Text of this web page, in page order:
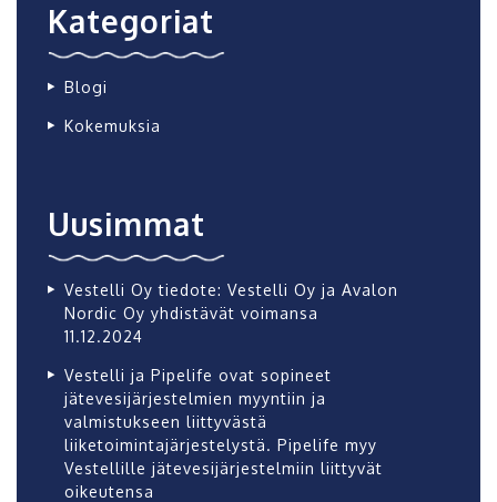
Kategoriat
Blogi
Kokemuksia
Uusimmat
Vestelli Oy tiedote: Vestelli Oy ja Avalon
Nordic Oy yhdistävät voimansa
11.12.2024
Vestelli ja Pipelife ovat sopineet
jätevesijärjestelmien myyntiin ja
valmistukseen liittyvästä
liiketoimintajärjestelystä. Pipelife myy
Vestellille jätevesijärjestelmiin liittyvät
oikeutensa